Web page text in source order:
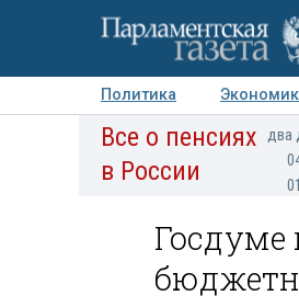
Политика
Авторы Персоны
Все о пенсиях
в России
два
Госдуме